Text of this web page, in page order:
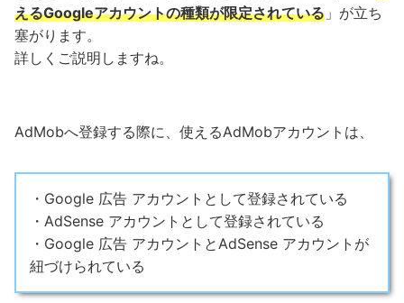
えるGoogleアカウントの種類が限定されている 」が立ち
塞がります。
詳しくご説明しますね。
AdMobへ登録する際に、使えるAdMobアカウントは、
・Google 広告 アカウントとして登録されている
・AdSense アカウントとして登録されている
・Google 広告 アカウントとAdSense アカウントが
紐づけられている